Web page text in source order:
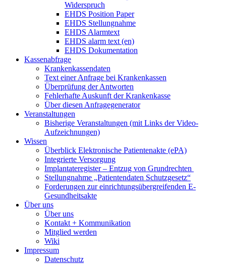
Widerspruch
EHDS Position Paper
EHDS Stellungnahme
EHDS Alarmtext
EHDS alarm text (en)
EHDS Dokumentation
Kassenabfrage
Krankenkassendaten
Text einer Anfrage bei Krankenkassen
Überprüfung der Antworten
Fehlerhafte Auskunft der Krankenkasse
Über diesen Anfragegenerator
Veranstaltungen
Bisherige Veranstaltungen (mit Links der Video-
Aufzeichnungen)
Wissen
Überblick Elektronische Patientenakte (ePA)
Integrierte Versorgung
Implantateregister – Entzug von Grundrechten
Stellungnahme „Patientendaten Schutzgesetz“
Forderungen zur einrichtungsübergreifenden E-
Gesundheitsakte
Über uns
Über uns
Kontakt + Kommunikation
Mitglied werden
Wiki
Impressum
Datenschutz